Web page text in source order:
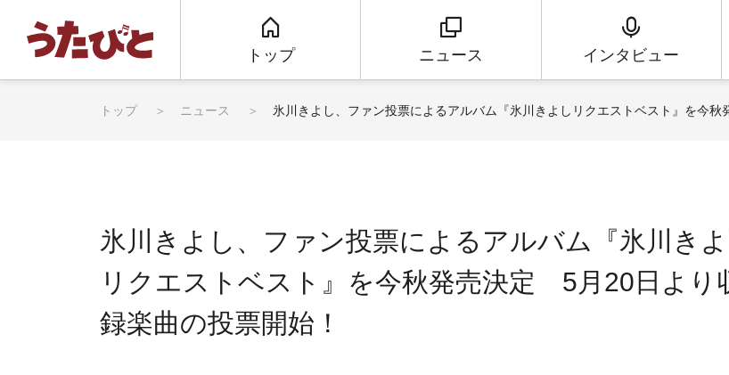
トップ ニュース インタビュー
トップ ニュース 氷川きよし、ファン投票によるアルバム『氷川きよしリクエストベスト』を今
氷川きよし、ファン投票によるアルバム『氷川き
リクエストベスト』を今秋発売決定 5月20日より
録楽曲の投票開始！